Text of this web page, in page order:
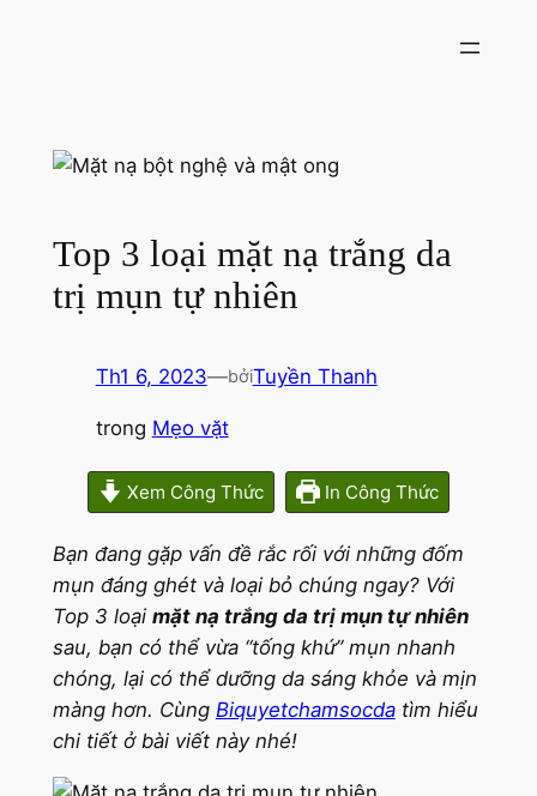
dung
Top 3 loại mặt nạ trắng da
trị mụn tự nhiên
Th1 6, 2023—bởiTuyền Thanh
trong Mẹo vặt
Xem Công Thức In Công Thức
Bạn đang gặp vấn đề rắc rối với những đốm
mụn đáng ghét và loại bỏ chúng ngay? Với
Top 3 loại mặt nạ trắng da trị mụn tự nhiên
sau, bạn có thể vừa “tống khứ” mụn nhanh
chóng, lại có thể dưỡng da sáng khỏe và mịn
màng hơn. Cùng Biquyetchamsocdatìm hiểu
chi tiết ở bài viết này nhé!